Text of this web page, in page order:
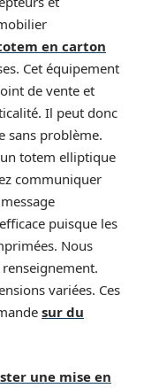
en carton
Cet équipement
de vente et
Il peut donc
sans problème.
totem elliptique
communiquer
puisque les
Nous
variées. Ces
sur du
une mise en